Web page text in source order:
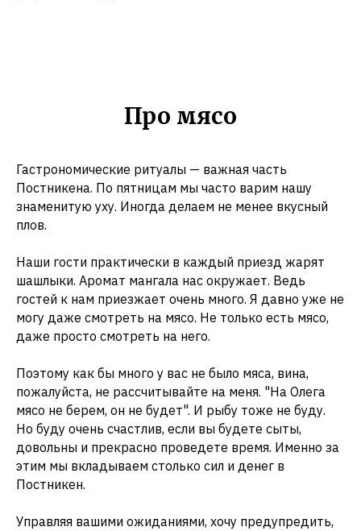
Про мясо
Гастрономические ритуалы — важная часть
Постникена. По пятницам мы часто варим нашу
знаменитую уху. Иногда делаем не менее вкусный
плов.
Наши гости практически в каждый приезд жарят
шашлыки. Аромат мангала нас окружает. Ведь
гостей к нам приезжает очень много. Я давно уже не
могу даже смотреть на мясо. Не только есть мясо,
даже просто смотреть на него.
Поэтому как бы много у вас не было мяса, вина,
пожалуйста, не рассчитывайте на меня. "На Олега
мясо не берем, он не будет". И рыбу тоже не буду.
Но буду очень счастлив, если вы будете сыты,
довольны и прекрасно проведете время. Именно за
этим мы вкладываем столько сил и денег в
Постникен.
Управляя вашими ожиданиями, хочу предупредить,